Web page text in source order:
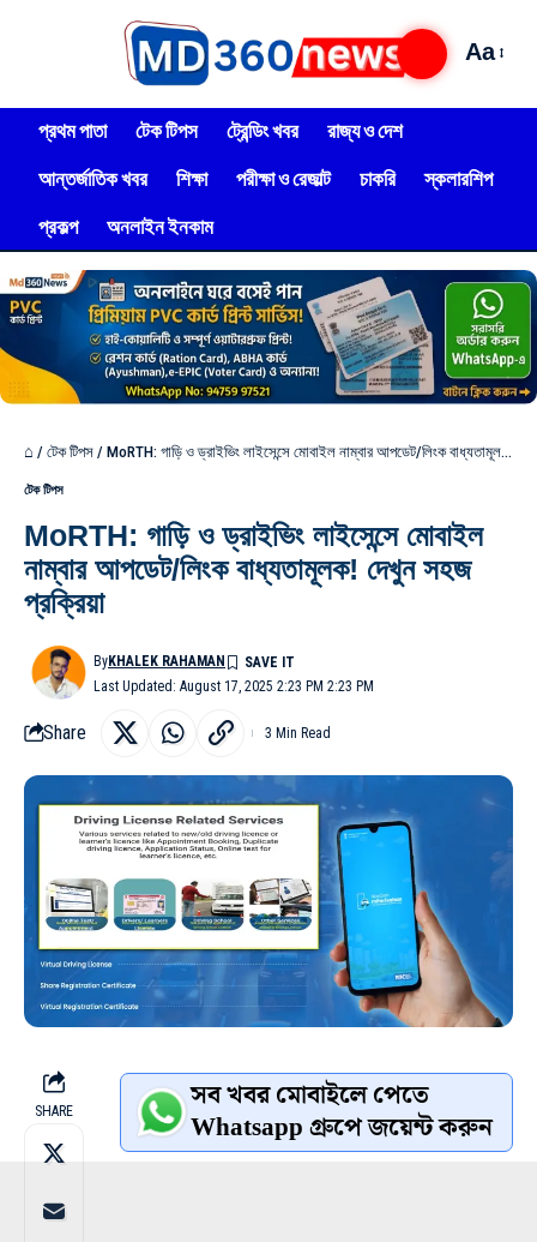
Aa
প্রথম পাতা টেক টিপস ট্রেন্ডিং খবর
রাজ্য ও দেশ
আন্তর্জাতিক খবর
শিক্ষা পরীক্ষা ও রেজাল্ট চাকরি
স্কলারশিপ
প্রকল্প
অনলাইন ইনকাম
⌂ / টেক টিপস / MoRTH: গাড়ি ও ড্রাইভিং লাইসেন্সে মোবাইল নাম্বার আপডেট/লিংক বাধ্যতামূলক! দেখুন সহজ প্রক্রিয়া
টেক টিপস
MoRTH: গাড়ি ও ড্রাইভিং লাইসেন্সে মোবাইল
নাম্বার আপডেট/লিংক বাধ্যতামূলক! দেখুন সহজ
প্রক্রিয়া
Last Updated: August 17, 2025 2:23 PM 2:23 PM
ByKHALEK RAHAMAN
Share 3 Min Read
SHARE সব খবর মোবাইলে পেতে
Whatsapp গ্রুপে জয়েন্ট করুন